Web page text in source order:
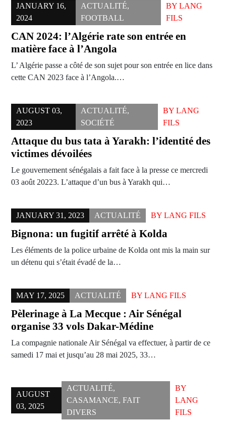
JANUARY 16,
2024
ACTUALITÉ,
FOOTBALL
BY LANG
FILS
CAN 2024: l’Algérie rate son entrée en
matière face à l’Angola
L’ Algérie passe a côté de son sujet pour son entrée en lice dans
cette CAN 2023 face à l’Angola.…
AUGUST 03,
2023
ACTUALITÉ,
SOCIÉTÉ
BY LANG
FILS
Attaque du bus tata à Yarakh: l’identité des
victimes dévoilées
Le gouvernement sénégalais a fait face à la presse ce mercredi
03 août 20223. L’attaque d’un bus à Yarakh qui…
JANUARY 31, 2023 ACTUALITÉ BY LANG FILS
Bignona: un fugitif arrêté à Kolda
Les éléments de la police urbaine de Kolda ont mis la main sur
un détenu qui s’était évadé de la…
MAY 17, 2025 ACTUALITÉ BY LANG FILS
Pèlerinage à La Mecque : Air Sénégal
organise 33 vols Dakar-Médine
La compagnie nationale Air Sénégal va effectuer, à partir de ce
samedi 17 mai et jusqu’au 28 mai 2025, 33…
AUGUST
03, 2025
ACTUALITÉ,
CASAMANCE,FAIT
DIVERS
BY
LANG
FILS